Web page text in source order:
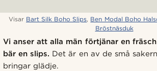
Visar Bart Silk Boho Slips, Ben Modal Boho
Bröstnäsduk
Vi anser att alla män förtjänar en
bär en slips. Det är en av de små
bringar glädje.